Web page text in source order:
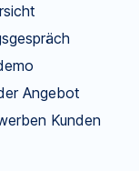
Angebot
Kunden